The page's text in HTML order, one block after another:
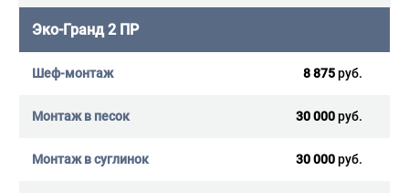
Эко-Гранд 2 ПР
8 875руб.
30 000руб.
30 000руб.